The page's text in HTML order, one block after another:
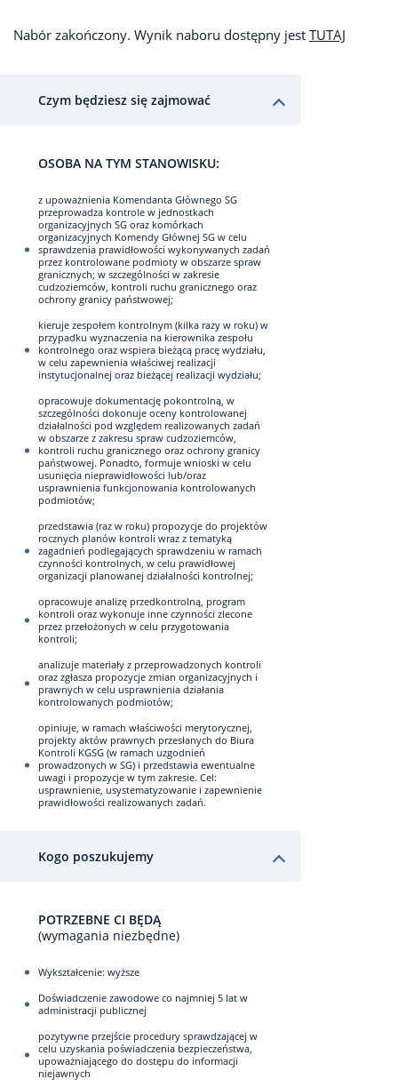
Nabór zakończony. Wynik naboru dostępny jest TUTAJ
Czym będziesz się zajmować
OSOBA NA TYM STANOWISKU:
z upoważnienia Komendanta Głównego SG
przeprowadza kontrole w jednostkach
organizacyjnych SG oraz komórkach
organizacyjnych Komendy Głównej SG w celu
sprawdzenia prawidłowości wykonywanych zadań
przez kontrolowane podmioty w obszarze spraw
granicznych; w szczególności w zakresie
cudzoziemców, kontroli ruchu granicznego oraz
ochrony granicy państwowej;
kieruje zespołem kontrolnym (kilka razy w roku) w
przypadku wyznaczenia na kierownika zespołu
kontrolnego oraz wspiera bieżącą pracę wydziału,
w celu zapewnienia właściwej realizacji
instytucjonalnej oraz bieżącej realizacji wydziału;
opracowuje dokumentację pokontrolną, w
szczególności dokonuje oceny kontrolowanej
działalności pod względem realizowanych zadań
w obszarze z zakresu spraw cudzoziemców,
kontroli ruchu granicznego oraz ochrony granicy
państwowej. Ponadto, formuje wnioski w celu
usunięcia nieprawidłowości lub/oraz
usprawnienia funkcjonowania kontrolowanych
podmiotów;
przedstawia (raz w roku) propozycje do projektów
rocznych planów kontroli wraz z tematyką
zagadnień podlegających sprawdzeniu w ramach
czynności kontrolnych, w celu prawidłowej
organizacji planowanej działalności kontrolnej;
opracowuje analizę przedkontrolną, program
kontroli oraz wykonuje inne czynności zlecone
przez przełożonych w celu przygotowania
kontroli;
analizuje materiały z przeprowadzonych kontroli
oraz zgłasza propozycje zmian organizacyjnych i
prawnych w celu usprawnienia działania
kontrolowanych podmiotów;
opiniuje, w ramach właściwości merytorycznej,
projekty aktów prawnych przesłanych do Biura
Kontroli KGSG (w ramach uzgodnień
prowadzonych w SG) i przedstawia ewentualne
uwagi i propozycje w tym zakresie. Cel:
usprawnienie, usystematyzowanie i zapewnienie
prawidłowości realizowanych zadań.
Kogo poszukujemy
POTRZEBNE CI BĘDĄ
(wymagania niezbędne)
Wykształcenie: wyższe
Doświadczenie zawodowe co najmniej 5 lat w
administracji publicznej
pozytywne przejście procedury sprawdzającej w
celu uzyskania poświadczenia bezpieczeństwa,
upoważniającego do dostępu do informacji
niejawnych